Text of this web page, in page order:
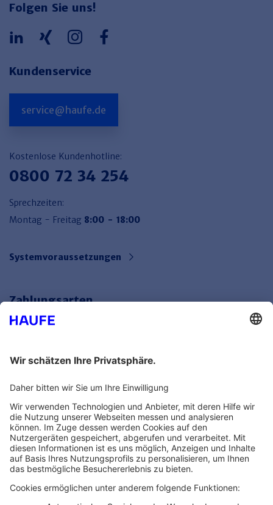
Folgen Sie uns!
Kundenservice
service@haufe.de
Kostenlose Kundenhotline:
0800 72 34 254
Sprechzeiten:
Montag - Freitag 8:00 - 18:00
Systemvoraussetzungen
Zahlungsarten